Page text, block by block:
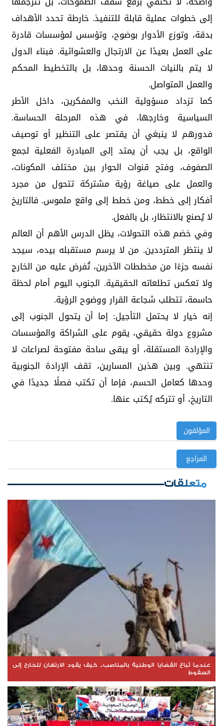
إلى خطوات عملية قابلة للتنفيذ. خارطة تحدد الأهداف
بدقة، وتوزع الأدوار بوضوح، وتؤسس لمؤسسات قادرة
على العمل بعيدًا عن الارتجال والعشوائية. فبناء الدول
لا يتم بالنيات الحسنة وحدها، بل بالتخطيط المحكم
والعمل المتواصل.
كما تزداد مسؤولية النخب والمفكرين، داخل الأطر
السياسية وخارجها، في هذه المرحلة الحساسة.
فدورهم لا ينبغي أن يقتصر على التنظير أو توصيف
الواقع، بل يجب أن يمتد إلى المبادرة الفعلية لجمع
الصفوف، وفتح قنوات الحوار بين مختلف المكونات،
والعمل على صياغة رؤية مشتركة تتحول من مجرد
أفكار إلى خطط، ومن خطط إلى واقع ملموس. فالتاريخ
لا يُصنع بالانتظار، بل بالفعل.
وفي خضم هذه التحولات، يظل الدرس الأهم أن العالم
لا ينتظر المترددين. من لا يرسم مستقبله بيده، سيجد
نفسه جزءًا من مخططات الآخرين، تُفرض عليه من الخارج
ولا تعكس تطلعاته الحقيقية. الجنوب اليوم أمام لحظة
حاسمة، تتطلب شجاعة القرار ووضوح الرؤية.
إنه خيار لا يحتمل التأجيل: إما أن يتحول الجنوب إلى
مشروع دولة حقيقي، يقوم على الشراكة والمؤسسات
والإرادة المستقلة، أو يبقى ساحة مفتوحة لصراعات لا
تنتهي. وبين هذين المسارين، تقف الإرادة الجنوبية
وحدها كعامل الحسم، فإما أن تكتب فصلًا جديدًا في
التاريخ، أو تتركه يُكتب عنها.
المؤلفون
المراجع
متعلقات
عندما تُباع القضايا الوطنية بالمناصب... كيف يقود الارتهان للخارج إلى
السقوط